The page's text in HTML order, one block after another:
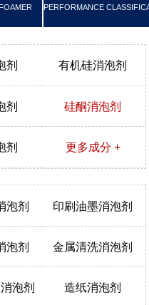
剂 有机硅消泡剂
剂 硅酮消泡剂
剂 更多成分 +
泡剂 印刷油墨消泡剂
泡剂 金属清洗消泡剂
泡剂 造纸消泡剂
PERFORMANCE